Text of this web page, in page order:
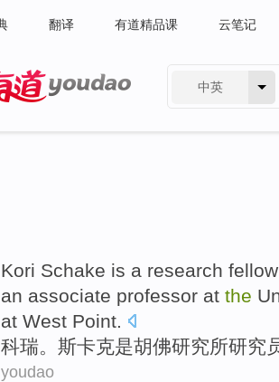
翻译 有道精品课 云笔记
中英
Kori Schake is a research fellow
an associate professor at the
at West Point.
科瑞。斯卡克是胡佛研究所研究
youdao